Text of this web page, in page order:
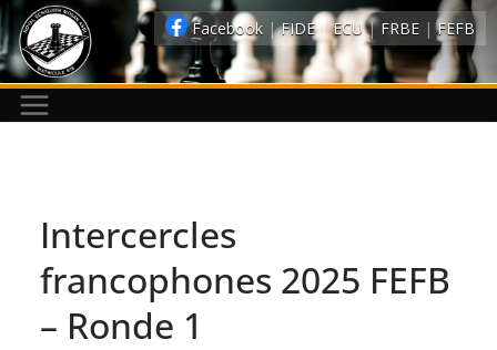
Passer
au
contenu
Intercercles
francophones 2025 FEFB
– Ronde 1
Facebook | FIDE| ECU| FRBE | FEFB